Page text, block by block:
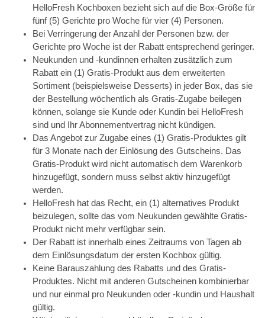
HelloFresh Kochboxen bezieht sich auf die Box-Größe für
fünf (5) Gerichte pro Woche für vier (4) Personen.
Bei Verringerung der Anzahl der Personen bzw. der
Gerichte pro Woche ist der Rabatt entsprechend geringer.
Neukunden und -kundinnen erhalten zusätzlich zum
Rabatt ein (1) Gratis-Produkt aus dem erweiterten
Sortiment (beispielsweise Desserts) in jeder Box, das sie
der Bestellung wöchentlich als Gratis-Zugabe beilegen
können, solange sie Kunde oder Kundin bei HelloFresh
sind und Ihr Abonnementvertrag nicht kündigen.
Das Angebot zur Zugabe eines (1) Gratis-Produktes gilt
für 3 Monate nach der Einlösung des Gutscheins. Das
Gratis-Produkt wird nicht automatisch dem Warenkorb
hinzugefügt, sondern muss selbst aktiv hinzugefügt
werden.
HelloFresh hat das Recht, ein (1) alternatives Produkt
beizulegen, sollte das vom Neukunden gewählte Gratis-
Produkt nicht mehr verfügbar sein.
Der Rabatt ist innerhalb eines Zeitraums von Tagen ab
dem Einlösungsdatum der ersten Kochbox gültig.
Keine Barauszahlung des Rabatts und des Gratis-
Produktes. Nicht mit anderen Gutscheinen kombinierbar
und nur einmal pro Neukunden oder -kundin und Haushalt
gültig.